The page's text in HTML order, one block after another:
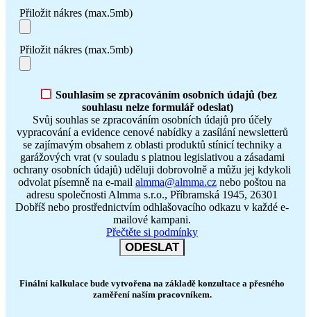
Přiložit nákres (max.5mb)
Přiložit nákres (max.5mb)
Souhlasím se zpracováním osobních údajů (bez
souhlasu nelze formulář odeslat)
Svůj souhlas se zpracováním osobních údajů pro účely
vypracování a evidence cenové nabídky a zasílání newsletterů
se zajímavým obsahem z oblasti produktů stínicí techniky a
garážových vrat (v souladu s platnou legislativou a zásadami
ochrany osobních údajů) uděluji dobrovolně a můžu jej kdykoli
odvolat písemně na e-mail almma@almma.cz nebo poštou na
adresu společnosti Almma s.r.o., Příbramská 1945, 26301
Dobříš nebo prostřednictvím odhlašovacího odkazu v každé e-
mailové kampani.
Přečtěte si podmínky
Finální kalkulace bude vytvořena na základě konzultace a přesného
zaměření naším pracovníkem.